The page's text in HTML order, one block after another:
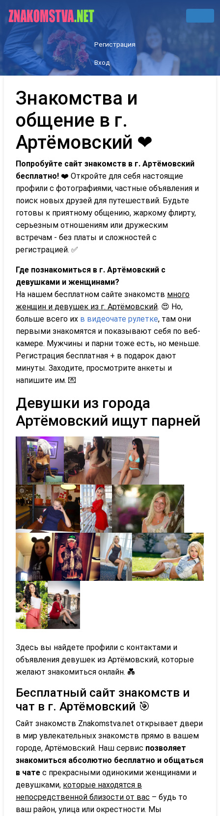
Регистрация
Вход
Знакомства и
общение в г.
Артёмовский ❤
Попробуйте сайт знакомств в г. Артёмовский
бесплатно! ❤️ Откройте для себя настоящие
профили с фотографиями, частные объявления и
поиск новых друзей для путешествий. Будьте
готовы к приятному общению, жаркому флирту,
серьезным отношениям или дружеским
встречам - без платы и сложностей с
регистрацией. ✅
Где познакомиться в г. Артёмовский с
девушками и женщинами?
На нашем бесплатном сайте знакомств много
женщин и девушек из г. Артёмовский. 😍 Но,
больше всего их в видеочате рулетке, там они
первыми знакомятся и показывают себя по веб-
камере. Мужчины и парни тоже есть, но меньше.
Регистрация бесплатная + в подарок дают
минуты. Заходите, просмотрите анкеты и
напишите им. 💌
Девушки из города
Артёмовский ищут парней
Здесь вы найдете профили с контактами и
объявления девушек из Артёмовский, которые
желают знакомиться онлайн. 💑
Бесплатный сайт знакомств и
чат в г. Артёмовский 🎯
Сайт знакомств Znakomstva.net открывает двери
в мир увлекательных знакомств прямо в вашем
городе, Артёмовский. Наш сервис позволяет
знакомиться абсолютно бесплатно и общаться
в чате с прекрасными одинокими женщинами и
девушками, которые находятся в
непосредственной близости от вас – будь то
ваш район, улица или окрестности. Мы